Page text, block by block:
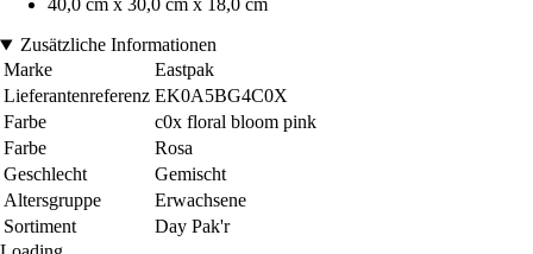
40,0 cm x 30,0 cm x 18,0 cm
Zusätzliche Informationen
Marke
Eastpak
Lieferantenreferenz EK0A5BG4C0X
Farbe
c0x floral bloom pink
Farbe
Rosa
Geschlecht
Gemischt
Altersgruppe
Erwachsene
Sortiment
Day Pak'r